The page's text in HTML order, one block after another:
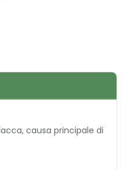
causa principale di